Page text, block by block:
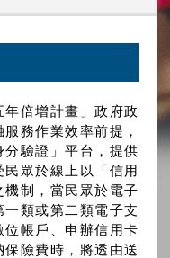
倍增計畫」政府政
務作業效率前提，
驗證」平台，提供
眾於線上以「信用
制，當民眾於電子
類或第二類電子支
帳戶、申辦信用卡
險費時，將透由送